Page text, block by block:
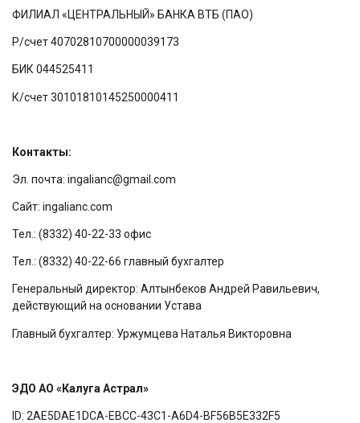
ФИЛИАЛ «ЦЕНТРАЛЬНЫЙ» БАНКА ВТБ (ПАО)
Р/счет 40702810700000039173
БИК 044525411
К/счет 30101810145250000411
Контакты:
Эл. почта: ingalianc@gmail.com
Сайт: ingalianc.com
Тел.: (8332) 40-22-33 офис
Тел.: (8332) 40-22-66 главный бухгалтер
Генеральный директор: Алтынбеков Андрей Равильевич,
действующий на основании Устава
Главный бухгалтер: Уржумцева Наталья Викторовна
ЭДО АО «Калуга Астрал»
ID: 2AE5DAE1DCA-EBCC-43C1-A6D4-BF56B5E332F5